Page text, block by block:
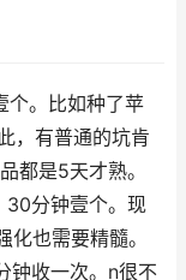
个。比如种了苹
，有普通的坑肯
都是5天才熟。
30分钟壹个。现
也需要精髓。
钟收一次。n很不